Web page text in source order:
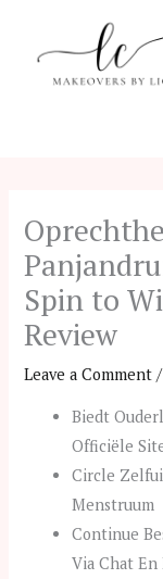
Spin to
Review
Leave a Comment
Biedt
Officiële
Circle
Menstruum
Continue
Via Chat